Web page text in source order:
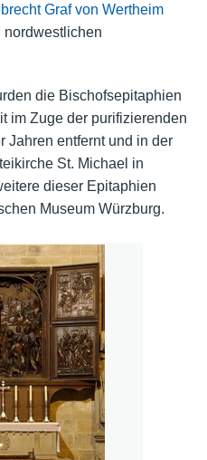
Graf von Wertheim
nordwestlichen
die Bischofsepitaphien
im Zuge der purifizierenden
Jahren entfernt und in der
St. Michael in
dieser Epitaphien
Museum Würzburg.